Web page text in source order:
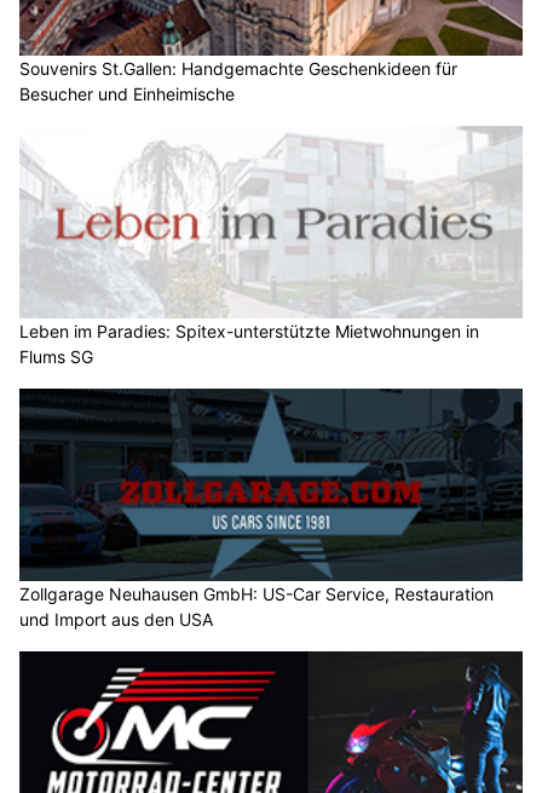
Souvenirs St.Gallen: Handgemachte Geschenkideen für
Besucher und Einheimische
Leben im Paradies: Spitex-unterstützte Mietwohnungen in
Flums SG
Zollgarage Neuhausen GmbH: US-Car Service, Restauration
und Import aus den USA